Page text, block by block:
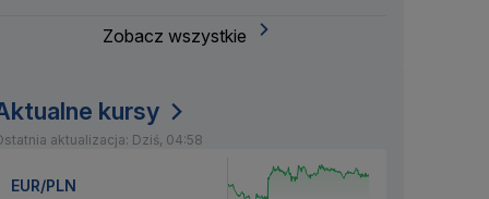
Zobacz wszystkie
kursy
aktualizacja: Dziś, 04:58
EUR/PLN